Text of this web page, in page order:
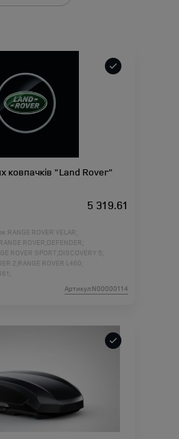
ковпачків "Land Rover"
5 319.61
: RANGE ROVER VELAR;
RANGE ROVER; DEFENDER;
ROVER SPORT; DISCOVERY 5;
2; RANGE ROVER L460;
Артикул:N00000114